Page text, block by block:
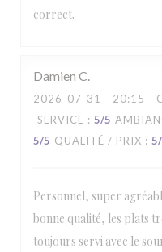
correct.
Damien C
2026-07-31 - 20:15 -
SERVICE : 5/5
5/5 QUALITÉ / PRIX : 5
Personnel, super
bonne qualité, les plats
toujours servi avec le